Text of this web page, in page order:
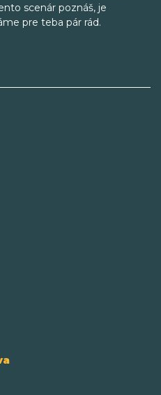
scenár poznáš, je
pre teba pár rád.